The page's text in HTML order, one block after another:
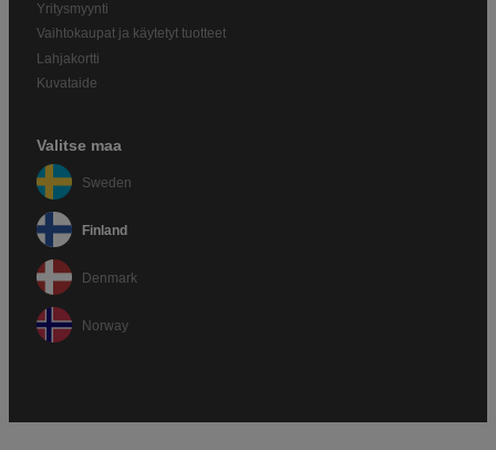
Yritysmyynti
Vaihtokaupat ja käytetyt tuotteet
Lahjakortti
Kuvataide
Valitse maa
Sweden
Finland
Denmark
Norway